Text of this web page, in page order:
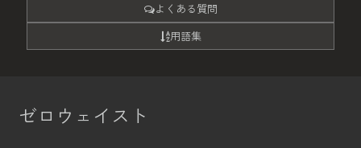
よくある質問
用語集
ゼロウェイスト